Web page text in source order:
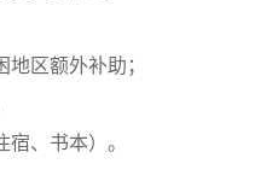
区额外补助；
、书本）。